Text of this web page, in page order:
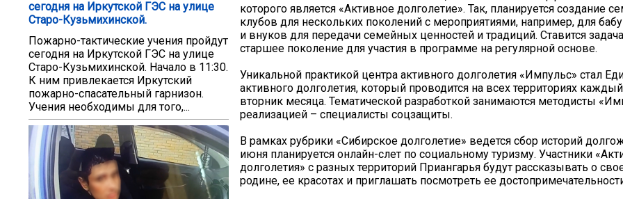
сегодня на Иркутской ГЭС на улице
Старо-Кузьмихинской.
Пожарно-тактические учения пройдут
сегодня на Иркутской ГЭС на улице
Старо-Кузьмихинской. Начало в 11:30.
К ним привлекается Иркутский
пожарно-спасательный гарнизон.
Учения необходимы для того,...
которого является «Активное долголетие». Так, планируется создание
клубов для нескольких поколений с мероприятиями, например, для
и внуков для передачи семейных ценностей и традиций. Ставится
старшее поколение для участия в программе на регулярной основе.
Уникальной практикой центра активного долголетия «Импульс» стал
активного долголетия, который проводится на всех территориях
вторник месяца. Тематической разработкой занимаются методисты
реализацией – специалисты соцзащиты.
В рамках рубрики «Сибирское долголетие» ведется сбор историй
июня планируется онлайн-слет по социальному туризму. Участники
долголетия» с разных территорий Приангарья будут рассказывать о
родине, ее красотах и приглашать посмотреть ее